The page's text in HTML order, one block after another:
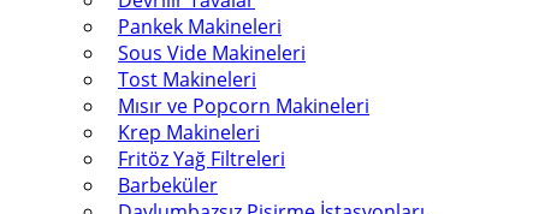
Pankek Makineleri
Sous Vide Makineleri
Tost Makineleri
Mısır ve Popcorn Makineleri
Krep Makineleri
Fritöz Yağ Filtreleri
Barbeküler